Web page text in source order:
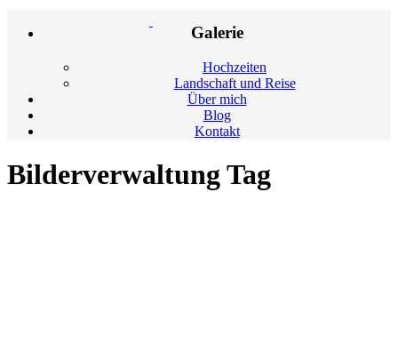
Galerie
Hochzeiten
Landschaft und Reise
Über mich
Blog
Kontakt
Bilderverwaltung Tag